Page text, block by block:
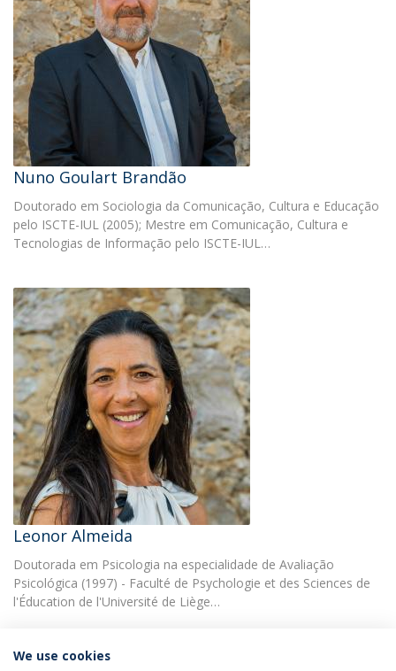
Nuno Goulart Brandão
Doutorado em Sociologia da Comunicação, Cultura e Educação
pelo ISCTE-IUL (2005); Mestre em Comunicação, Cultura e
Tecnologias de Informação pelo ISCTE-IUL…
Leonor Almeida
Doutorada em Psicologia na especialidade de Avaliação
Psicológica (1997) - Faculté de Psychologie et des Sciences de
l'Éducation de l'Université de Liège…
We use cookies